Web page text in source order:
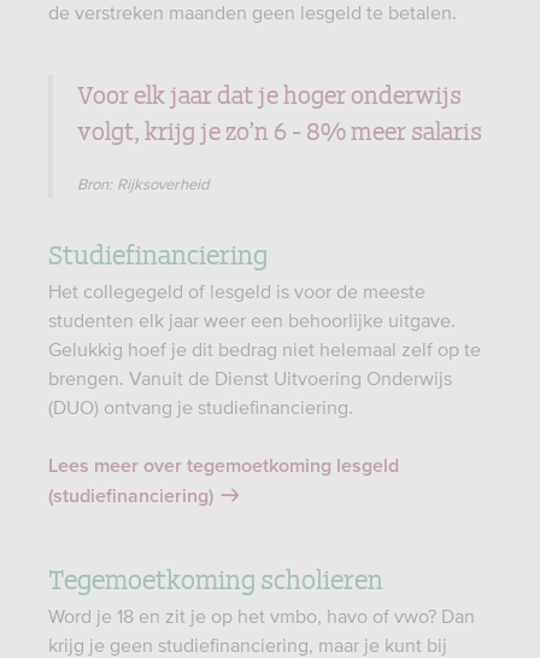
de verstreken maanden geen lesgeld te betalen.
Voor elk jaar dat je hoger onderwijs
volgt, krijg je zo’n 6 - 8% meer salaris
Bron: Rijksoverheid
Studiefinanciering
Het collegegeld of lesgeld is voor de meeste
studenten elk jaar weer een behoorlijke uitgave.
Gelukkig hoef je dit bedrag niet helemaal zelf op te
brengen. Vanuit de Dienst Uitvoering Onderwijs
(DUO) ontvang je studiefinanciering.
Lees meer over tegemoetkoming lesgeld
(studiefinanciering)
Tegemoetkoming scholieren
Word je 18 en zit je op het vmbo, havo of vwo? Dan
krijg je geen studiefinanciering, maar je kunt bij